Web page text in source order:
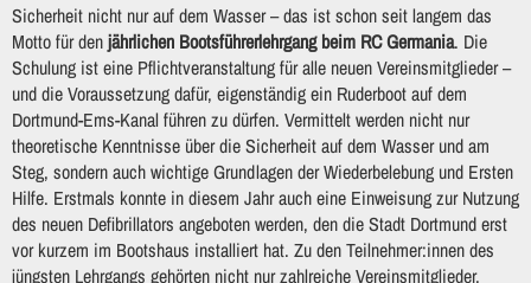
Sicherheit nicht nur auf dem Wasser – das ist schon seit langem das
Motto für denjährlichen Bootsführerlehrgang beim RC Germania. Die
Schulung ist eine Pflichtveranstaltung für alle neuen Vereinsmitglieder –
und die Voraussetzung dafür, eigenständig ein Ruderboot auf dem
Dortmund-Ems-Kanal führen zu dürfen. Vermittelt werden nicht nur
theoretische Kenntnisse über die Sicherheit auf dem Wasser und am
Steg, sondern auch wichtige Grundlagen der Wiederbelebung und Ersten
Hilfe. Erstmals konnte in diesem Jahr auch eine Einweisung zur Nutzung
des neuen Defibrillators angeboten werden, den die Stadt Dortmund erst
vor kurzem im Bootshaus installiert hat. Zu den Teilnehmer:innen des
jüngsten Lehrgangs gehörten nicht nur zahlreiche Vereinsmitglieder.